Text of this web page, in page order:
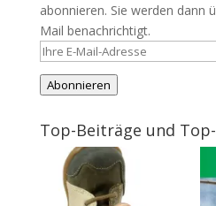
abonnieren. Sie werden dann
Mail benachrichtigt.
Ihre
E-
Mail-
Abonnieren
Top-Beiträge und